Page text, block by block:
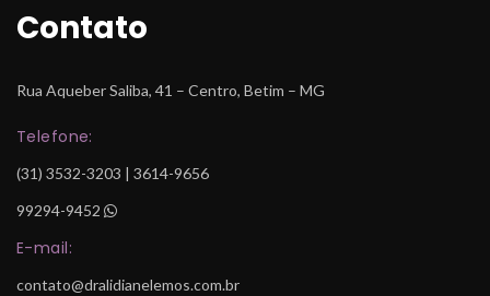
Contato
Rua Aqueber Saliba, 41 – Centro, Betim – MG
Telefone:
(31) 3532-3203 | 3614-9656
99294-9452
E-mail:
contato@dralidianelemos.com.br